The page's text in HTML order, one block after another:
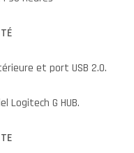
et port USB 2.0.
Logitech G HUB.